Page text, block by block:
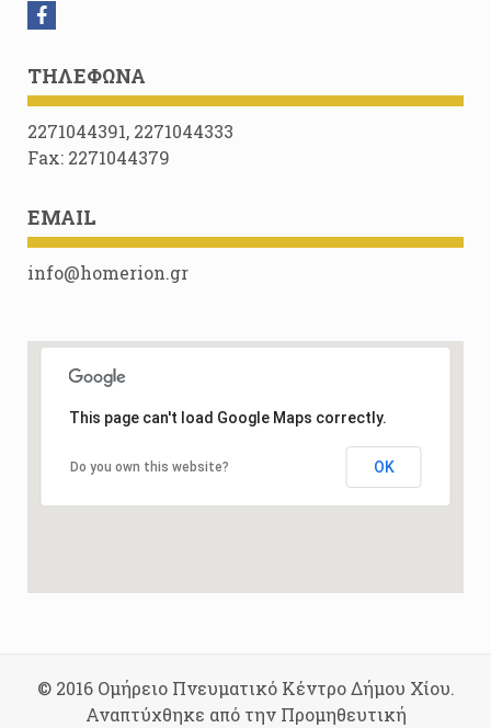
ΤΗΛΈΦΩΝΑ
2271044391, 2271044333
Fax: 2271044379
EMAIL
info@homerion.gr
This page can't load Google Maps correctly.
Do you own this website? OK
© 2016 Ομήρειο Πνευματικό Κέντρο Δήμου Χίου.
Αναπτύχθηκε από την Προμηθευτική